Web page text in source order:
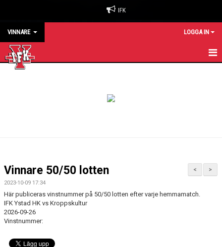
IFK
VINNARE LOGGA IN
>
<
Vinnare 50/50 lotten
2023-10-09 17:34
Här publiceras vinstnummer på 50/50 lotten efter varje hemmamatch.
IFK Ystad HK vs Kroppskultur
2026-09-26
Vinstnummer: